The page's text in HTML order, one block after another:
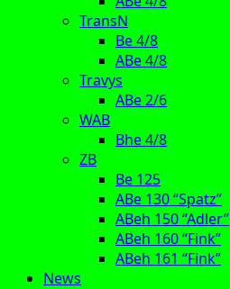
TransN
Be 4/8
ABe 4/8
Travys
ABe 2/6
WAB
Bhe 4/8
ZB
Be 125
ABe 130 “Spatz”
ABeh 150 “Adler”
ABeh 160 “Fink”
ABeh 161 “Fink”
News